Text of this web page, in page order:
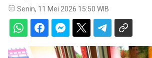
Senin, 11 Mei 2026 15:50 WIB